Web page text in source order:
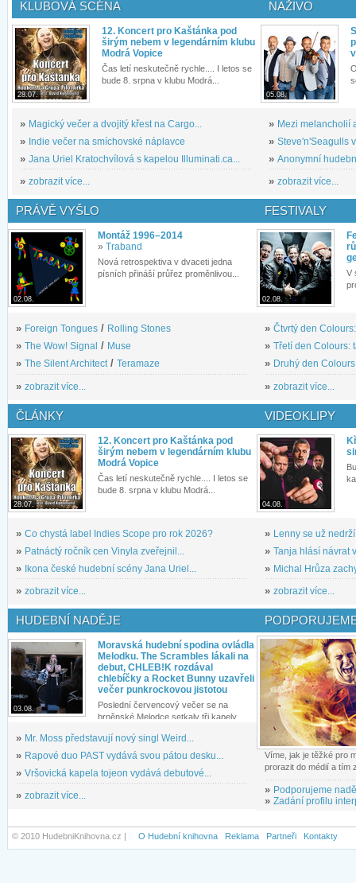
KLUBOVÁ SCÉNA
28.07.
12. Koncert pro Kaštánka pod
širým nebem v legendárním klubu
Modrá Vopice
Čas letí neskutečně rychle.... I letos se
bude 8. srpna v klubu Modrá...
» Magický večer a dvojitý křest na Cargo...
» Indie večer na smíchovské náplavce
» Jana Uriel Kratochvílová s kapelou Illuminati.ca...
» zobrazit více...
NAŽIVO
05.08.
» Mezi melancholií
» Steve'n'Seagulls
» Anonymní
» zobrazit více...
PRÁVĚ VYŠLO
02.08.
Montáž 1996–2014
» Traband
Nová retrospektiva v dvaceti jedna
písních přináší průřez proměnlivou...
» Foreign Tongues / Rolling Stones
» The Wow! Signal / Muse
» The Silent Architect/ Teramaze
» zobrazit více...
FESTIVALY
02.08.
V
» Čtvrtý den
» Třetí den Colours:
» Druhý den
» zobrazit více...
ČLÁNKY
28.07.
12. Koncert pro Kaštánka pod
širým nebem v legendárním klubu
Modrá Vopice
Čas letí neskutečně rychle.... I letos se
bude 8. srpna v klubu Modrá...
» Co chystá label Indies Scope pro rok 2026?
» Patnáctý ročník cen Vinyla zveřejnil...
» Ikona české hudební scény Jana Uriel...
» zobrazit více...
VIDEOKLIPY
04.08.
» Lenny se už
» Tanja hlásí návrat
» Michal Hrůza
» zobrazit více...
HUDEBNÍ NADĚJE
03.08.
Moravská hudební spodina ovládla
Melodku. The Scrambles lákali na
debut, CHLEB!K rozdával
chlebíčky a Rocket Bunny uzavřeli
večer punkrockovou jistotou
Poslední červencový večer se na
brněnské Melodce setkaly tři kapely...
» Mr. Moss představují nový singl Weird...
» Rapové duo PAST vydává svou pátou desku...
» Vršovická kapela tojeon vydává debutové...
» zobrazit více...
Víme, jak je těžké pro
prorazit do médií a tím
» Podporujeme
» Zadání profilu
© 2010 HudebniKnihovna.cz | O Hudební knihovna Reklama Partneři Kontakty